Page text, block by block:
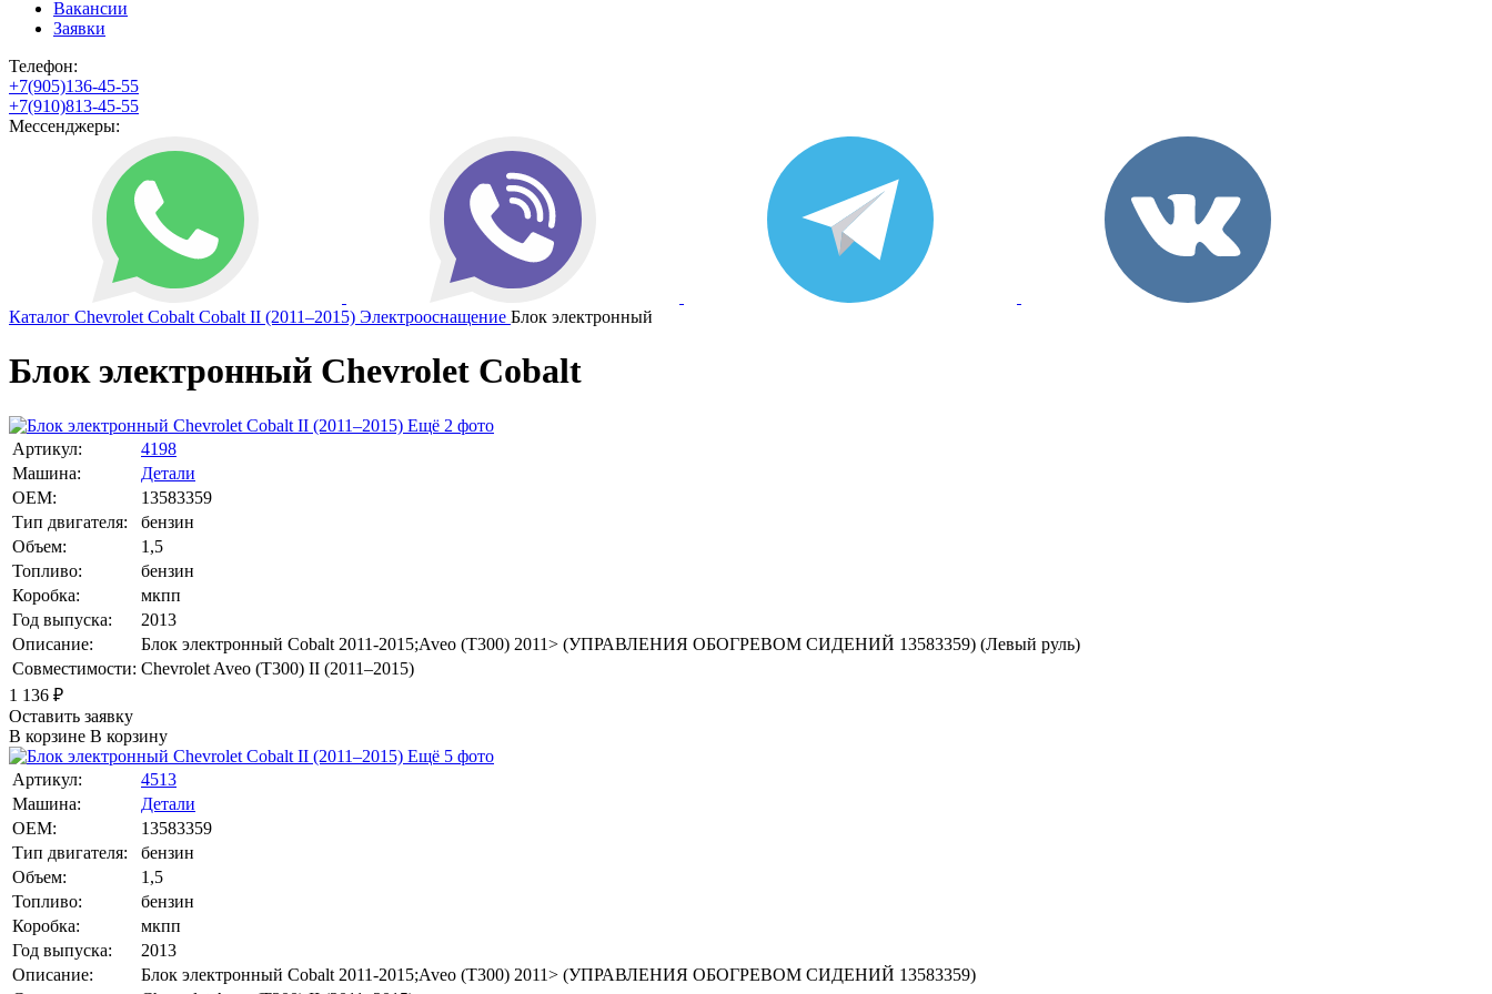
Вакансии
Заявки
Телефон:
+7(905)136-45-55
+7(910)813-45-55
Мессенджеры:
Каталог Chevrolet Cobalt Cobalt II (2011–2015) Электрооснащение Блок электронный
Блок электронный Chevrolet Cobalt
Ещё 2 фото
Артикул:
4198
Машина:
Детали
OEM:
13583359
Тип двигателя:
бензин
Объем:
1,5
Топливо:
бензин
Коробка:
мкпп
Год выпуска:
2013
Описание:
Блок электронный Cobalt 2011-2015;Aveo (T300) 2011> (УПРАВЛЕНИЯ ОБОГРЕВОМ СИДЕНИЙ 13583359) (Левый руль)
Совместимости: Chevrolet Aveo (T300) II (2011–2015)
1 136 ₽
Оставить заявку
В корзине В корзину
Ещё 5 фото
Артикул:
4513
Машина:
Детали
OEM:
13583359
Тип двигателя:
бензин
Объем:
1,5
Топливо:
бензин
Коробка:
мкпп
Год выпуска:
2013
Описание:
Блок электронный Cobalt 2011-2015;Aveo (T300) 2011> (УПРАВЛЕНИЯ ОБОГРЕВОМ СИДЕНИЙ 13583359)